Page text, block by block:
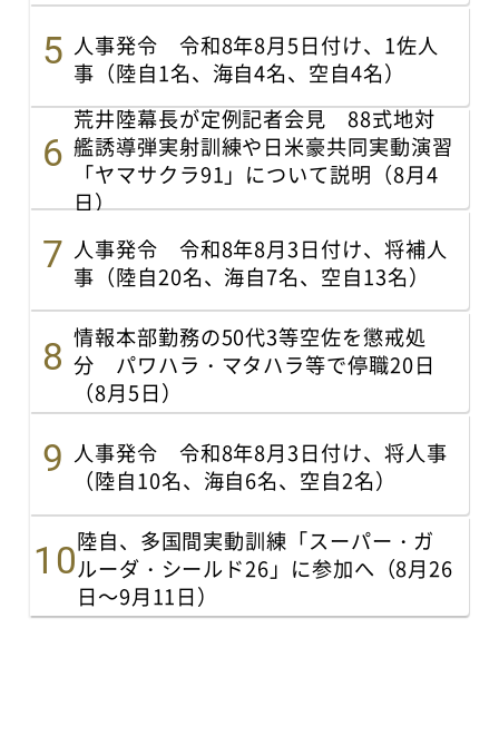
人事発令 令和8年8月5日付け、1佐人
事（陸自1名、海自4名、空自4名）
荒井陸幕長が定例記者会見 88式地対
艦誘導弾実射訓練や日米豪共同実動演習
「ヤマサクラ91」について説明（8月4
日）
人事発令 令和8年8月3日付け、将補人
事（陸自20名、海自7名、空自13名）
情報本部勤務の50代3等空佐を懲戒処
分 パワハラ・マタハラ等で停職20日
（8月5日）
人事発令 令和8年8月3日付け、将人事
（陸自10名、海自6名、空自2名）
陸自、多国間実動訓練「スーパー・ガ
ルーダ・シールド26」に参加へ（8月26
日～9月11日）